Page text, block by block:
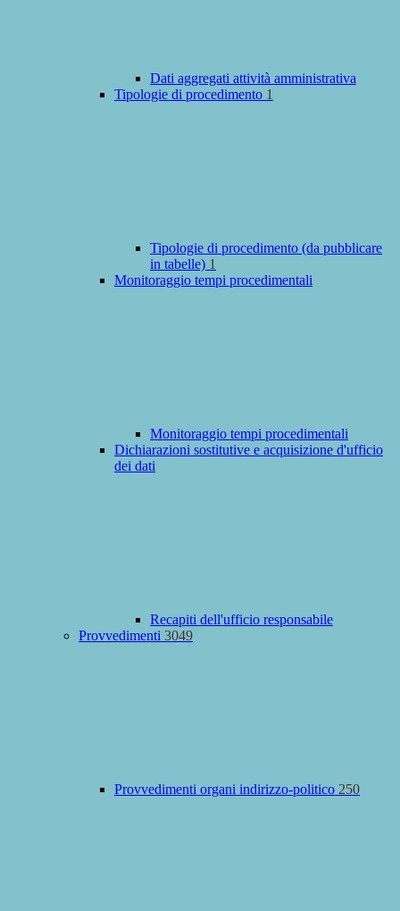
Dati aggregati attività amministrativa
Tipologie di procedimento 1
Tipologie di procedimento (da pubblicare
in tabelle) 1
Monitoraggio tempi procedimentali
Monitoraggio tempi procedimentali
Dichiarazioni sostitutive e acquisizione d'ufficio
dei dati
Recapiti dell'ufficio responsabile
Provvedimenti 3049
Provvedimenti organi indirizzo-politico 250